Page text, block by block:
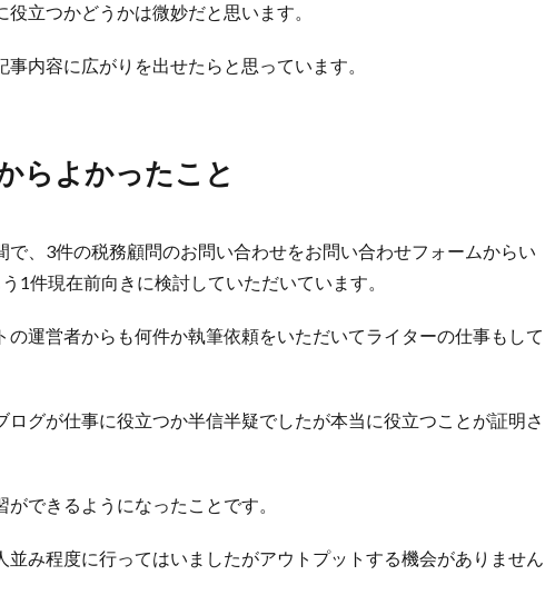
立つかどうかは微妙だと思います。
内容に広がりを出せたらと思っています。
らよかったこと
で、3件の税務顧問のお問い合わせをお問い合わせフォームからい
1件現在前向きに検討していただいています。
の運営者からも何件か執筆依頼をいただいてライターの仕事もして
ログが仕事に役立つか半信半疑でしたが本当に役立つことが証明さ
できるようになったことです。
並み程度に行ってはいましたがアウトプットする機会がありません